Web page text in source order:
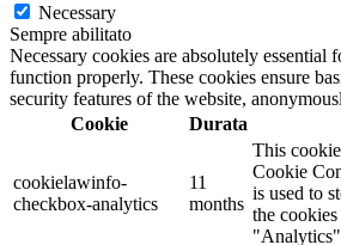
Necessary
Sempre abilitato
Necessary cookies are absolutely essential
function properly. These cookies ensure
security features of the website,
Cookie
Durata
cookielawinfo-
checkbox-analytics
11
months
This
Cookie
is used to
the